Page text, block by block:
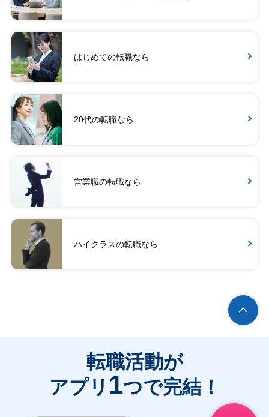
はじめての転職なら
20代の転職なら
営業職の転職なら
ハイクラスの転職なら
転職活動が
アプリ 1つで完結！